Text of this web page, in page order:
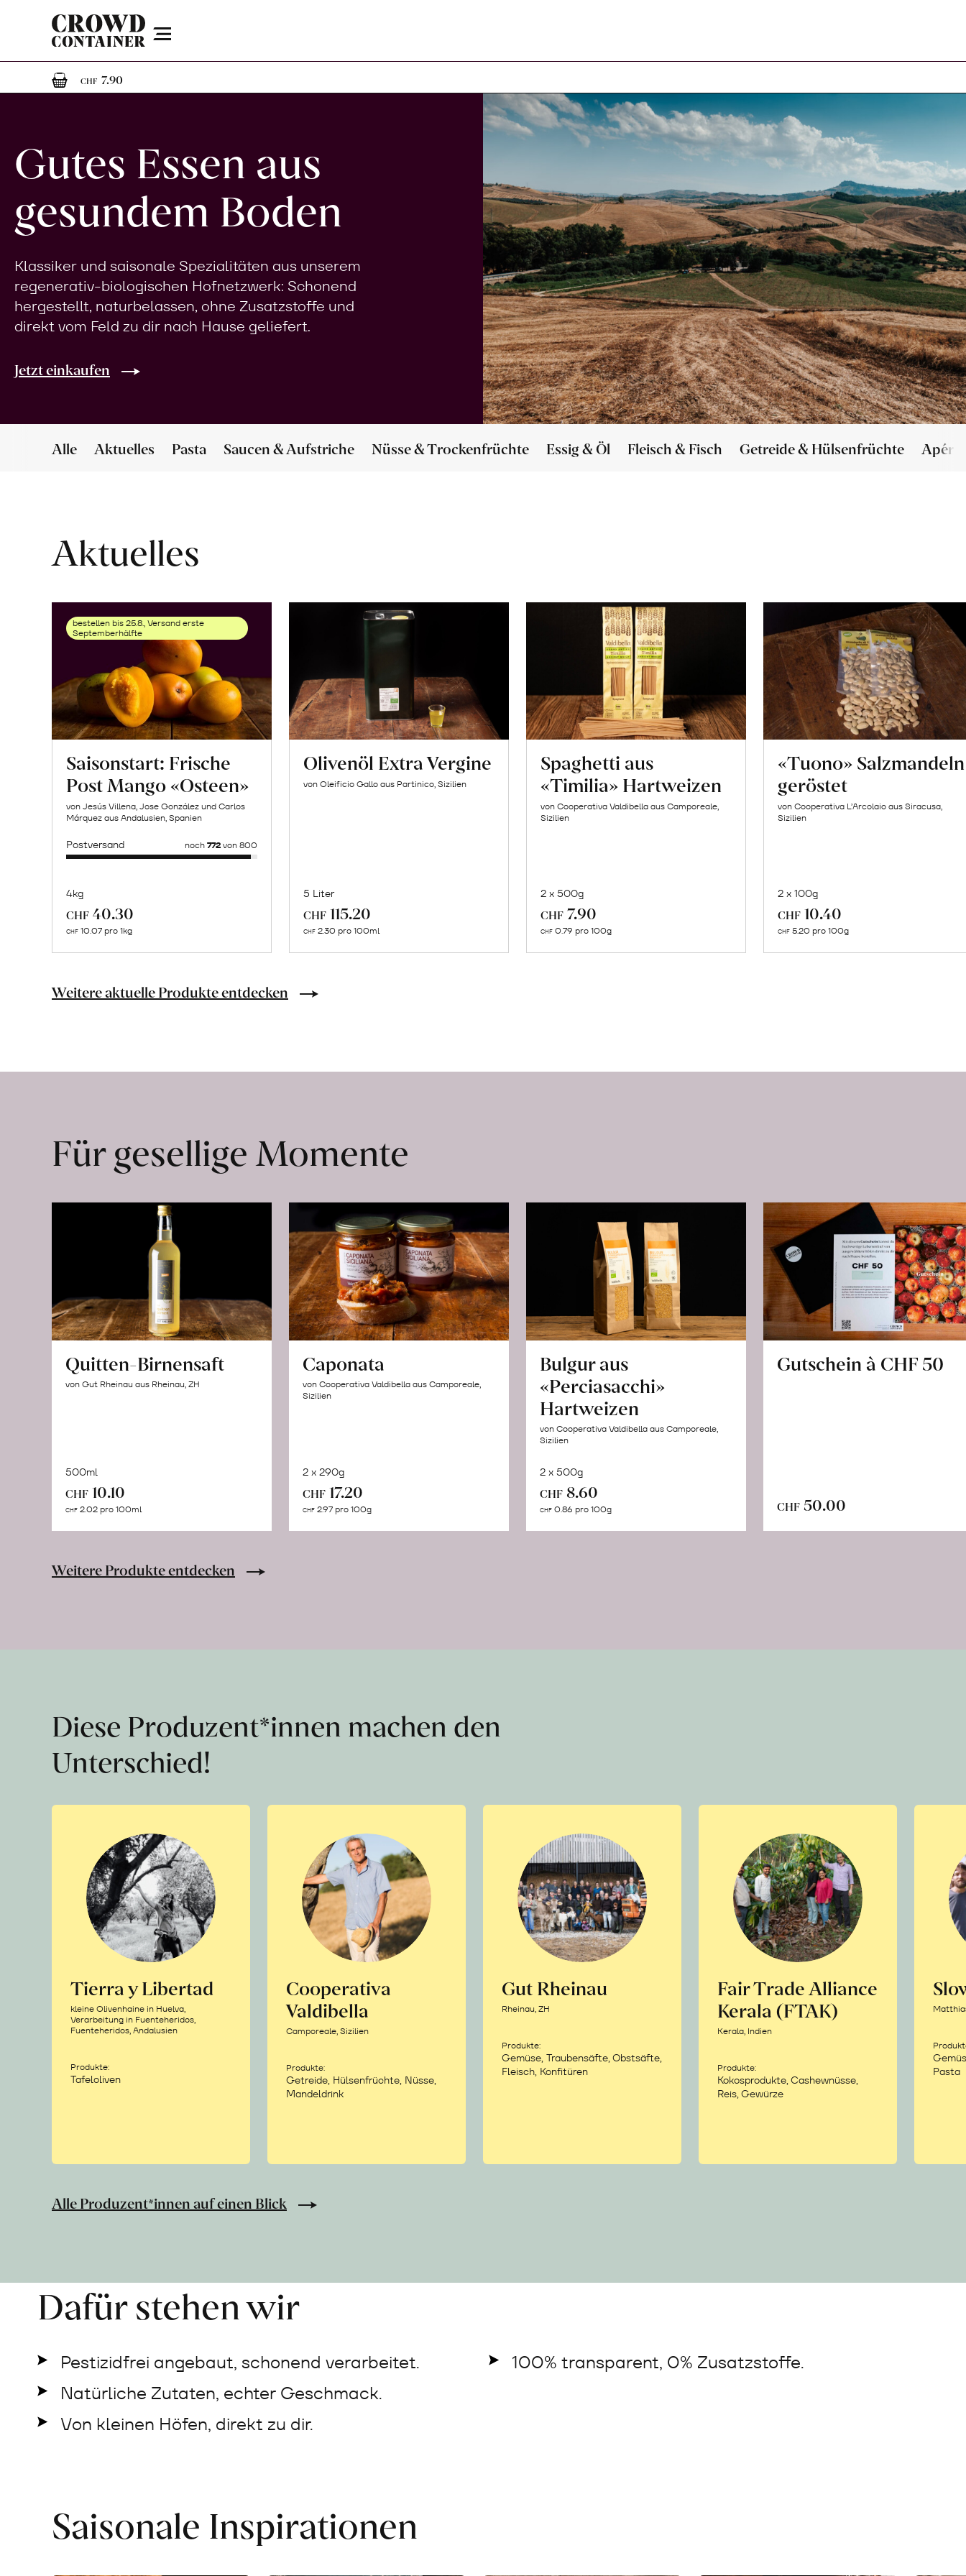
Menu
CHF 7.901 Artikel im Warenkorb
Gutes Essen aus
gesundem Boden
Klassiker und saisonale Spezialitäten aus unserem
regenerativ-biologischen Hofnetzwerk: Schonend
hergestellt, naturbelassen, ohne Zusatzstoffe und
direkt vom Feld zu dir nach Hause geliefert.
Jetzt einkaufen
Alle Aktuelles Pasta Saucen & Aufstriche Nüsse & Trockenfrüchte Essig & Öl Fleisch & Fisch Getreide & Hülsenfrüchte Apéro
Aktuelles
bestellen bis 25.8., Versand erste
Septemberhälfte
Saisonstart: Frische
Post Mango «Osteen»
von Jesús Villena, Jose González und Carlos
Márquez aus Andalusien, Spanien
Postversand noch 772von 800
4kg
CHF 40.30
CHF 10.07 pro 1kg
Naturbelassene
Lebensmittel
ab
Olivenöl Extra Vergine
von Oleificio Gallo aus Partinico, Sizilien
5 Liter
CHF 115.20
CHF 2.30 pro 100ml
Spaghetti aus
«Timilia» Hartweizen
von Cooperativa Valdibella aus Camporeale,
Sizilien
2 x 500g
CHF 7.90
CHF 0.79 pro 100g
«Tuono» Salzmandeln
geröstet
von Cooperativa L’Arcolaio aus Siracusa,
Sizilien
2 x 100g
CHF 10.40
CHF 5.20 pro 100g
Weitere aktuelle Produkte entdecken
Für gesellige Momente
Quitten-Birnensaft
von Gut Rheinau aus Rheinau, ZH
500ml
CHF 10.10
CHF 2.02 pro 100ml
Caponata
von Cooperativa Valdibella aus Camporeale,
Sizilien
2 x 290g
CHF 17.20
CHF 2.97 pro 100g
Bulgur aus
«Perciasacchi»
Hartweizen
von Cooperativa Valdibella aus Camporeale,
Sizilien
2 x 500g
CHF 8.60
CHF 0.86 pro 100g
Gutschein à CHF 50
CHF 50.00
Warenkorb
Weitere Produkte entdecken
Diese Produzent*innen machen den
Unterschied!
Tierra y Libertad
kleine Olivenhaine in Huelva,
Verarbeitung in Fuenteheridos,
Fuenteheridos, Andalusien
Produkte:
Tafeloliven
Cooperativa
Valdibella
Camporeale, Sizilien
Produkte:
Getreide, Hülsenfrüchte, Nüsse,
Mandeldrink
Gut Rheinau
Rheinau, ZH
Produkte:
Gemüse, Traubensäfte, Obstsäfte,
Fleisch, Konfitüren
Fair Trade Alliance
Kerala (FTAK)
Kerala, Indien
Produkte:
Kokosprodukte, Cashewnüsse,
Reis, Gewürze
Pasta
Alle Produzent*innen auf einen Blick
Dafür stehen wir
Pestizidfrei angebaut, schonend verarbeitet.
Natürliche Zutaten, echter Geschmack.
Von kleinen Höfen, direkt zu dir.
100% transparent, 0% Zusatzstoffe.
Saisonale Inspirationen